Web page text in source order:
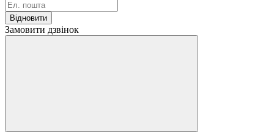
Відновити
Замовити дзвінок